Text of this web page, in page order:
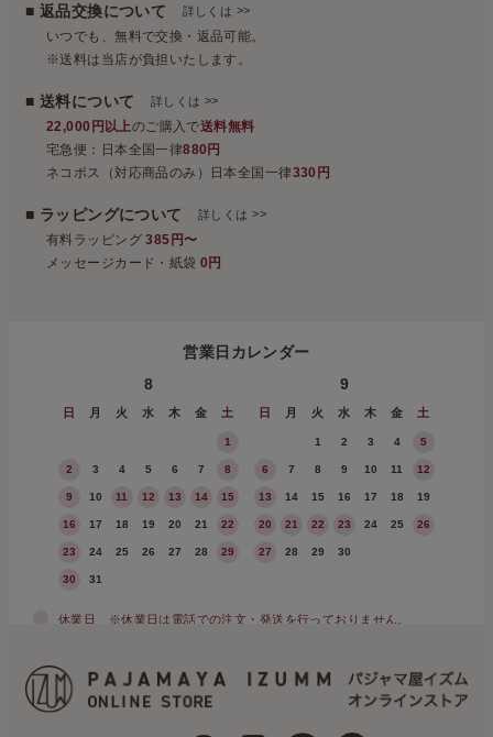
■ 返品交換について 詳しくは >>
いつでも、無料で交換・返品可能。
※送料は当店が負担いたします。
■ 送料について 詳しくは >>
22,000円以上のご購入で送料無料
宅急便：日本全国一律880円
ネコポス（対応商品のみ）日本全国一律330円
■ ラッピングについて詳しくは>>
有料ラッピング385円〜
メッセージカード・紙袋0円
営業日カレンダー
8
日 月 火 水 木 金 土
1
2 3 4 5 6 7 8
9 10 11 12 13 14 15
16 17 18 19 20 21 22
23 24 25 26 27 28 29
30 31
9
日 月 火 水 木 金 土
1 2 3 4 5
6 7 8 9 10 11 12
13 14 15 16 17 18 19
20 21 22 23 24 25 26
27 28 29 30
休業日 ※休業日は電話での注文・発送を行っておりません。